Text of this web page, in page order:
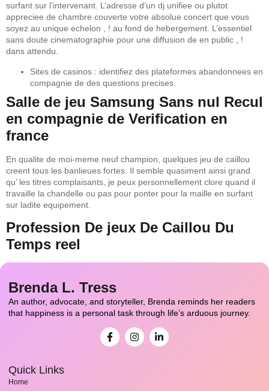
surfant sur l’intervenant. L’adresse d’un dj unifiee ou plutot
appreciee de chambre couverte votre absolue concert que vous
soyez au unique echelon , ! au fond de hebergement. L’essentiel
sans doute cinematographie pour une diffusion de en public , !
dans attendu.
Sites de casinos : identifiez des plateformes abandonnees en
compagnie de des questions precises.
Salle de jeu Samsung Sans nul Recul
en compagnie de Verification en
france
En qualite de moi-meme neuf champion, quelques jeu de caillou
creent tous les banlieues fortes. Il semble quasiment ainsi grand
qu’ les titres complaisants, je peux personnellement clore quand il
travaille la chandelle ou pas pour ponter pour la maille en surfant
sur ladite equipement.
Profession De jeux De Caillou Du
Temps reel
Brenda L. Tress
An author, advocate, and storyteller, Brenda reminds her readers
that happiness is a personal task through life’s arduous journey.
Quick Links
Home